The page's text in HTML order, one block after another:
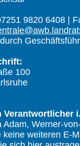
9820 6408 |
100
Verantwortlicher
Adam, Werner-
keine weiteren E-